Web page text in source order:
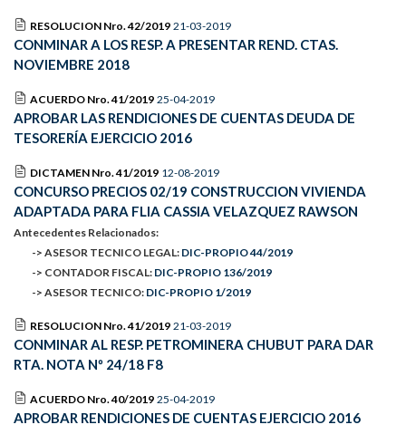
RESOLUCION Nro. 42/2019 21-03-2019
CONMINAR A LOS RESP. A PRESENTAR REND. CTAS.
NOVIEMBRE 2018
ACUERDO Nro. 41/2019 25-04-2019
APROBAR LAS RENDICIONES DE CUENTAS DEUDA DE
TESORERÍA EJERCICIO 2016
DICTAMEN Nro. 41/2019 12-08-2019
CONCURSO PRECIOS 02/19 CONSTRUCCION VIVIENDA
ADAPTADA PARA FLIA CASSIA VELAZQUEZ RAWSON
Antecedentes Relacionados:
-> ASESOR TECNICO LEGAL: DIC-PROPIO 44/2019
-> CONTADOR FISCAL: DIC-PROPIO 136/2019
-> ASESOR TECNICO: DIC-PROPIO 1/2019
RESOLUCION Nro. 41/2019 21-03-2019
CONMINAR AL RESP. PETROMINERA CHUBUT PARA DAR
RTA. NOTA Nº 24/18 F8
ACUERDO Nro. 40/2019 25-04-2019
APROBAR RENDICIONES DE CUENTAS EJERCICIO 2016